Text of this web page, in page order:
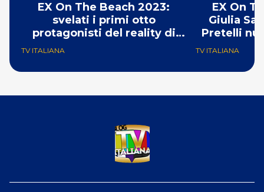
EX On The Beach 2023:
svelati i primi otto
protagonisti del reality di
TV ITALIANA
EX On
Giulia
Pretelli
TV ITALIANA